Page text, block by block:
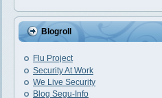
Blogroll
Flu Project
Security At Work
We Live Security
Blog Segu-Info